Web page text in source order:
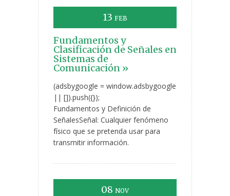
13 FEB
Fundamentos y
Clasificación de Señales en
Sistemas de
Comunicación »
(adsbygoogle = window.adsbygoogle
|| []).push({});
Fundamentos y Definición de
SeñalesSeñal: Cualquier fenómeno
físico que se pretenda usar para
transmitir información.
08 NOV